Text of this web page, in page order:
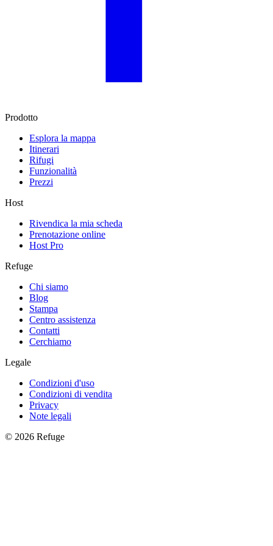
Prodotto
Esplora la mappa
Itinerari
Rifugi
Funzionalità
Prezzi
Host
Rivendica la mia scheda
Prenotazione online
Host Pro
Refuge
Chi siamo
Blog
Stampa
Centro assistenza
Contatti
Cerchiamo
Legale
Condizioni d'uso
Condizioni di vendita
Privacy
Note legali
© 2026 Refuge